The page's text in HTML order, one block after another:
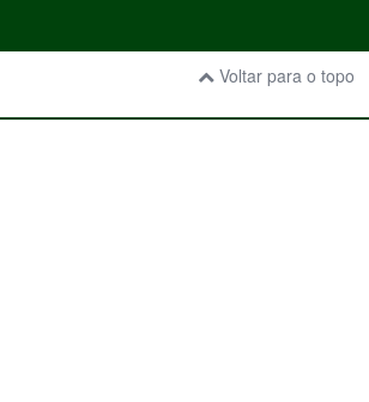
Voltar para o topo